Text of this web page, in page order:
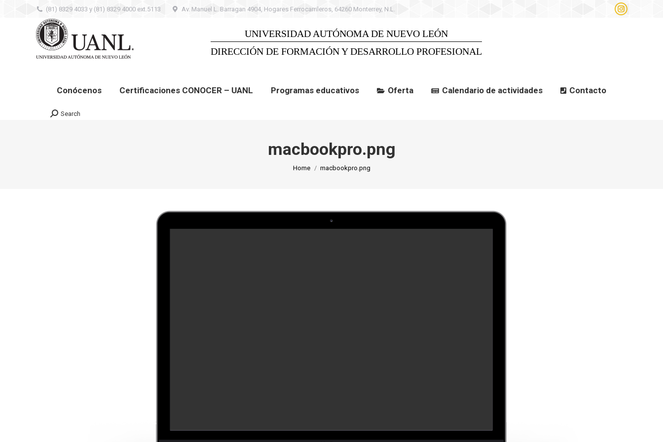
(81) 8329 4033 y (81) 8329 4000 ext.5113 Av. Manuel L. Barragan 4904, Hogares Ferrocarrileros, 64260 Monterrey, N.L.
Instagram
UNIVERSIDAD AUTÓNOMA DE NUEVO LEÓN
DIRECCIÓN DE FORMACIÓN Y DESARROLLO PROFESIONAL
Conócenos Certificaciones CONOCER – UANL Programas educativos Oferta Calendario de actividades Contacto
Search:
Search
macbookpro.png
You are here:
Home macbookpro.png
Conócenos Certificaciones CONOCER – UANL Programas educativos
Contacto